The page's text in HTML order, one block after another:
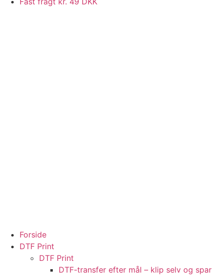
Forside
DTF Print
DTF Print
DTF-transfer efter mål – klip selv og spar